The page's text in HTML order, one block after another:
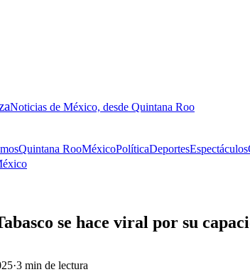
Noticias de México, desde Quintana Roo
Quintana RooMéxicoPolíticaDeportesEspectáculos
se hace viral por su
·3 min de lectura